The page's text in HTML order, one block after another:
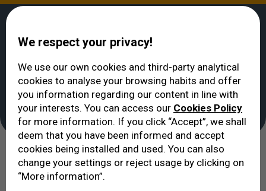
الوحدات الطبية
وحدة العنبية Úvea
العنبية هي تلك الطبقة الوسطى لجدار
العين ذات القيمة الكبرى في الدورة
We respect your privacy!
We use our own cookies and third-party analytical
cookies to analyse your browsing habits and offer
you information regarding our content in line with
your interests. You can access our Cookies Policy
for more information. If you click “Accept”, we shall
deem that you have been informed and accept
cookies being installed and used. You can also
change your settings or reject usage by clicking on
“More information”.